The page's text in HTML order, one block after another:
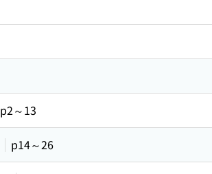
p2～13
p14～26